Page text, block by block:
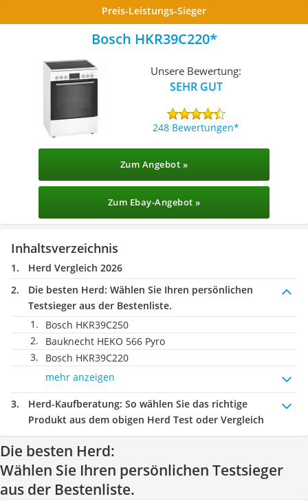
Preis-Leistungs-Sieger
Bosch HKR39C220
Unsere Bewertung:
SEHR GUT
248 Bewertungen
Zum Angebot »
Zum Ebay-Angebot »
Inhaltsverzeichnis
Herd Vergleich 2026
Die besten Herd: Wählen Sie Ihren persönlichen
Testsieger aus der Bestenliste.
Bosch HKR39C250
Bauknecht HEKO 566 Pyro
Bosch HKR39C220
mehr anzeigen
Herd-Kaufberatung: So wählen Sie das richtige
Produkt aus dem obigen Herd Test oder Vergleich
Die besten Herd:
Wählen Sie Ihren persönlichen Testsieger
aus der Bestenliste.